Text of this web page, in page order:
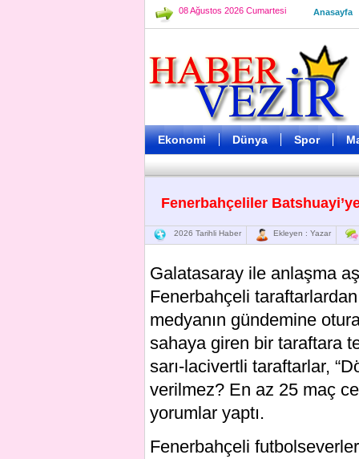
08 Ağustos 2026 Cumartesi Anasayfa
Ekonomi Dünya Spor
Fenerbahçeliler
2026 Tarihli Haber Ekleyen : Yazar
Galatasaray ile anlaşma
Fenerbahçeli
medyanın gündemine
sahaya giren bir taraftara
sarı-lacivertli taraftarlar,
verilmez? En az 25 maç
yorumlar yaptı.
Fenerbahçeli